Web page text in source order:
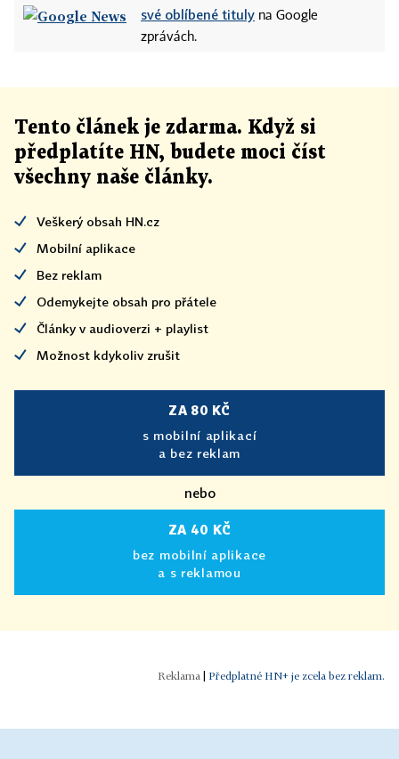
své oblíbené tituly na Google
zprávách.
Tento článek je zdarma. Když si
předplatíte HN, budete moci číst
všechny naše články.
Veškerý obsah HN.cz
Mobilní aplikace
Bez reklam
Odemykejte obsah pro přátele
Články v audioverzi + playlist
Možnost kdykoliv zrušit
ZA 80 KČ
s mobilní aplikací
a bez reklam
nebo
ZA 40 KČ
bez mobilní aplikace
a s reklamou
Předplatné HN+ je zcela bez reklam.